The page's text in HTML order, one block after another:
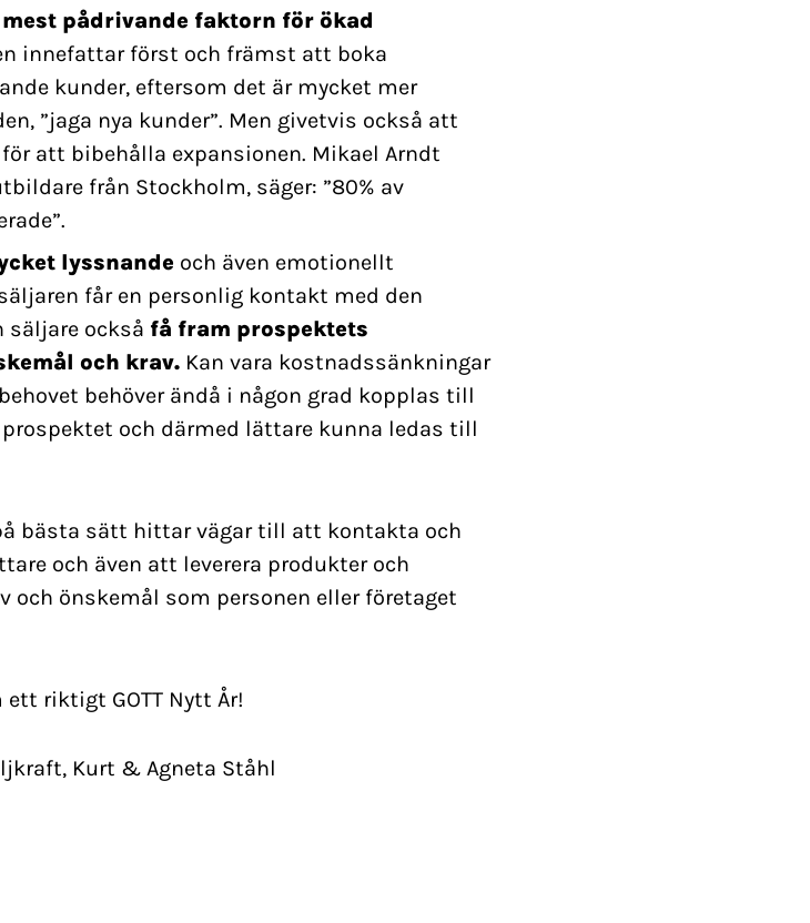
pådrivande faktorn för ökad
innefattar först och främst att boka
kunder, eftersom det är mycket mer
”jaga nya kunder”. Men givetvis också att
att bibehålla expansionen. Mikael Arndt
från Stockholm, säger: ”80% av
lyssnande och även emotionellt
får en personlig kontakt med den
säljare också få fram prospektets
och krav. Kan vara kostnadssänkningar
behöver ändå i någon grad kopplas till
och därmed lättare kunna ledas till
bästa sätt hittar vägar till att kontakta och
och även att leverera produkter och
önskemål som personen eller företaget
riktigt GOTT Nytt År!
Kurt & Agneta Ståhl